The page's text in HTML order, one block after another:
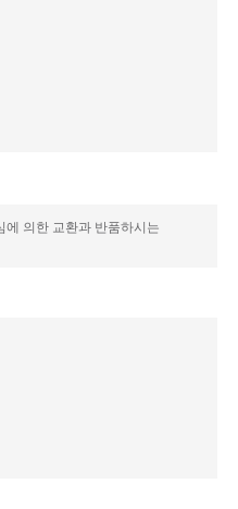
에 의한 교환과 반품하시는